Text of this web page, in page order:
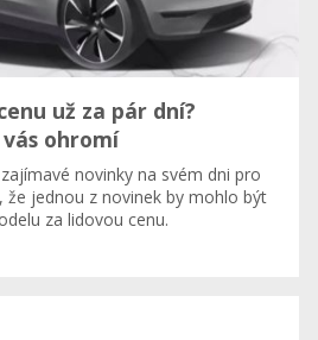
už za pár dní?
ohromí
novinky na svém dni pro
že jednou z novinek by mohlo být
za lidovou cenu.